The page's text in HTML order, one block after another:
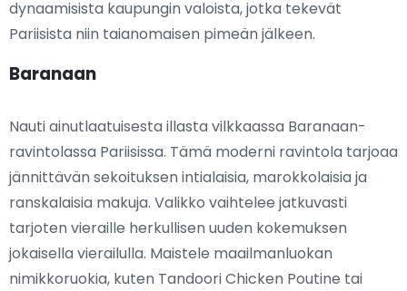
dynaamisista kaupungin valoista, jotka tekevät
Pariisista niin taianomaisen pimeän jälkeen.
Baranaan
Nauti ainutlaatuisesta illasta vilkkaassa Baranaan-
ravintolassa Pariisissa. Tämä moderni ravintola tarjoaa
jännittävän sekoituksen intialaisia, marokkolaisia ja
ranskalaisia makuja. Valikko vaihtelee jatkuvasti
tarjoten vieraille herkullisen uuden kokemuksen
jokaisella vierailulla. Maistele maailmanluokan
nimikkoruokia, kuten Tandoori Chicken Poutine tai